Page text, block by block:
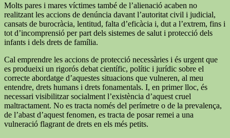
Molts pares i mares víctimes també de l’alienació acaben no
realitzant les accions de denúncia davant l’autoritat civil i judicial,
cansats de burocràcia, lentitud, falta d’eficàcia i, dut a l’extrem, fins i
tot d’incomprensió per part dels sistemes de salut i protecció dels
infants i dels drets de família.
Cal emprendre les accions de protecció necessàries i és urgent que
es produeixi un rigorós debat científic, polític i jurídic sobre el
correcte abordatge d’aquestes situacions que vulneren, al meu
entendre, drets humans i drets fonamentals. I, en primer lloc, és
necessari visibilitzar socialment l’existència d’aquest cruel
maltractament. No es tracta només del perímetre o de la prevalença,
de l’abast d’aquest fenomen, es tracta de posar remei a una
vulneració flagrant de drets en els més petits.